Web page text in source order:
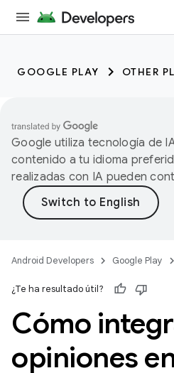
GOOGLE PLAY OTHER
Google utiliza tecnología de
contenido a tu idioma
realizadas con IA pueden
Android Developers Google Play
¿Te ha resultado útil?
Cómo
opiniones